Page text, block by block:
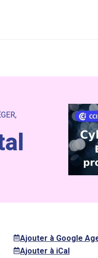
,
Ajouter à Google
Ajouter à iCal